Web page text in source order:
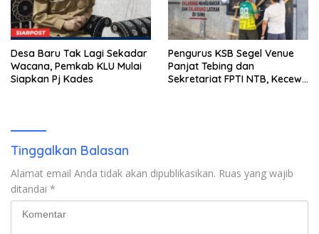
Desa Baru Tak Lagi Sekadar
Wacana, Pemkab KLU Mulai
Siapkan Pj Kades
Pengurus KSB Segel Venue
Panjat Tebing dan
Sekretariat FPTI NTB, Kecewa
Tinggalkan Balasan
Alamat email Anda tidak akan dipublikasikan. Ruas yang wajib
ditandai *